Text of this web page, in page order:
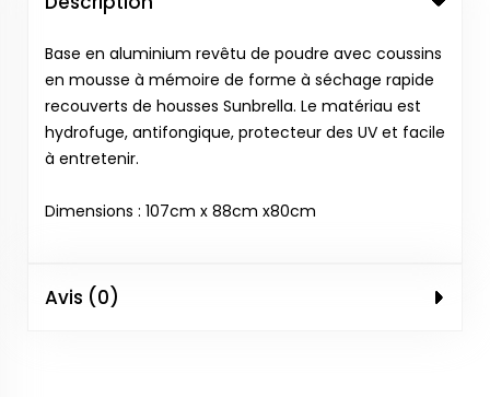
Base en aluminium revêtu de poudre avec coussins
en mousse à mémoire de forme à séchage rapide
recouverts de housses Sunbrella. Le matériau est
hydrofuge, antifongique, protecteur des UV et facile
à entretenir.
Dimensions : 107cm x 88cm x80cm
Avis (0)